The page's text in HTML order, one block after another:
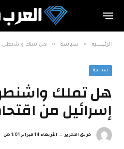
الرئيسية » سياسة » هل تملك واشنطن
سياسة
هل تملك
إسرائيل من
فريق التحرير الأربعاء 14 فبراير 1:01 ص